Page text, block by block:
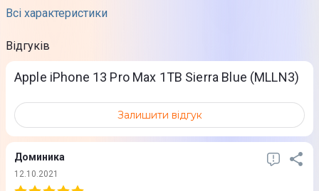
Всі характеристики
2G
4G (LTE)
5G
Екран
OLED
Відгуків
Apple iPhone 13 Pro Max 1TB Sierra Blue (MLLN3)
Залишити відгук
Доминика
12.10.2021